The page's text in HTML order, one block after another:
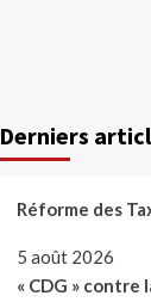
Derniers
Réforme des
5 août 2026
« CDG » contre